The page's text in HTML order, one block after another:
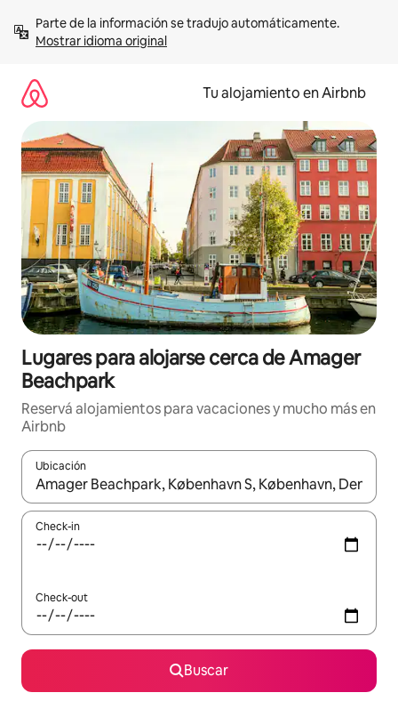
contenidoMostrar idioma original
Tu alojamiento en Airbnb
Lugares para alojarse cerca de Amager
Beachpark
Reservá alojamientos para vacaciones y mucho más en
Airbnb
Ubicación
Cuando los resultados estén disponibles, navegá con las
Check-in
Check-out
Buscar